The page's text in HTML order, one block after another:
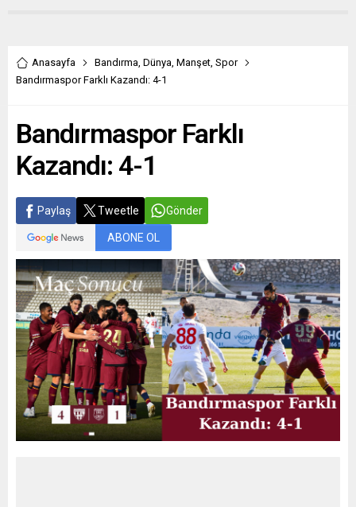
Anasayfa Bandırma Dünya Manşet Spor
Bandırmaspor Farklı Kazandı: 4-1
Bandırmaspor Farklı
Kazandı: 4-1
Paylaş Tweetle Gönder
ABONE OL